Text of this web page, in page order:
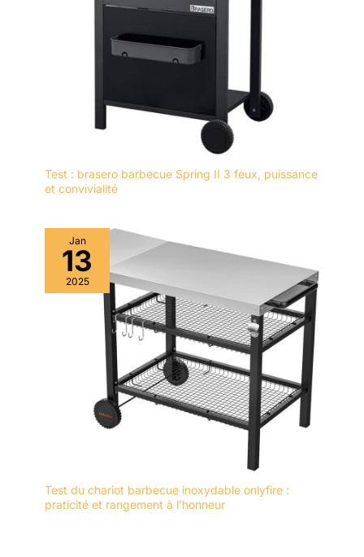
Test : brasero barbecue Spring II 3 feux, puissance
et convivialité
Jan
13
2025
Test du chariot barbecue inoxydable onlyfire :
praticité et rangement à l’honneur